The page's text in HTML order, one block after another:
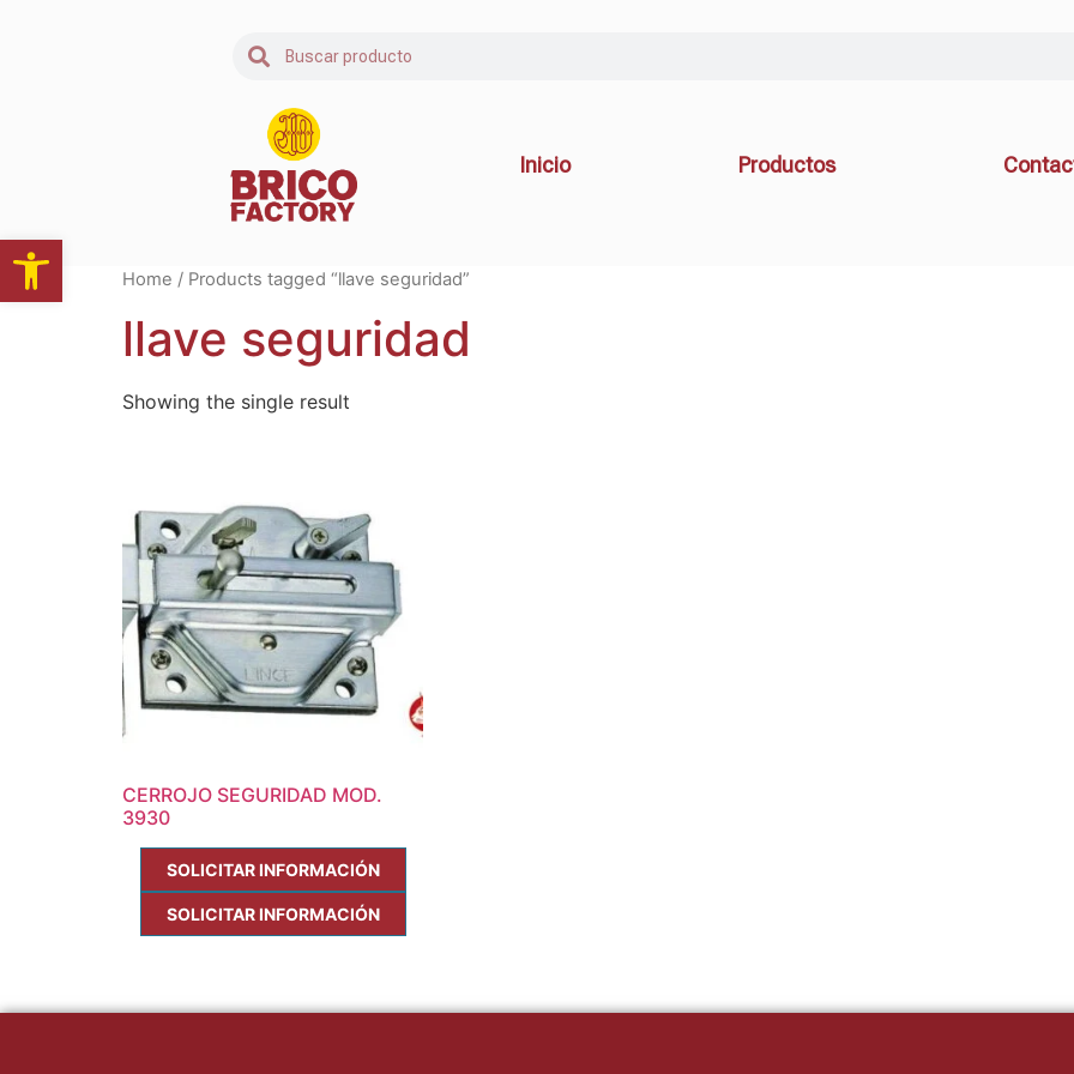
Abrir barra de herramientas
Inicio Productos
Home / Products tagged “llave seguridad”
llave seguridad
Showing the single result
CERROJO SEGURIDAD MOD.
3930
SOLICITAR INFORMACIÓN
SOLICITAR INFORMACIÓN